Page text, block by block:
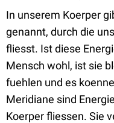
In unserem Koerper
genannt, durch die
fliesst. Ist diese
Mensch wohl, ist sie
fuehlen und es
Meridiane sind
Koerper fliessen. Sie